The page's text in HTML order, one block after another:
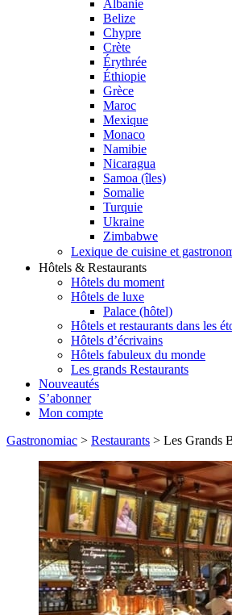
Albanie
Belize
Chypre
Crète
Érythrée
Éthiopie
Grèce
Maroc
Mexique
Monaco
Namibie
Nicaragua
Samoa (îles)
Somalie
Turquie
Ukraine
Zimbabwe
Lexique de cuisine et
Hôtels & Restaurants
Hôtels du moment
Hôtels de luxe
Palace (hôtel)
Hôtels et restaurants dans les
Hôtels d’écrivains
Hôtels fabuleux du monde
Les grands Restaurants
Nouveautés
S’abonner
Mon compte
Gastronomiac > Restaurants > Les Grands